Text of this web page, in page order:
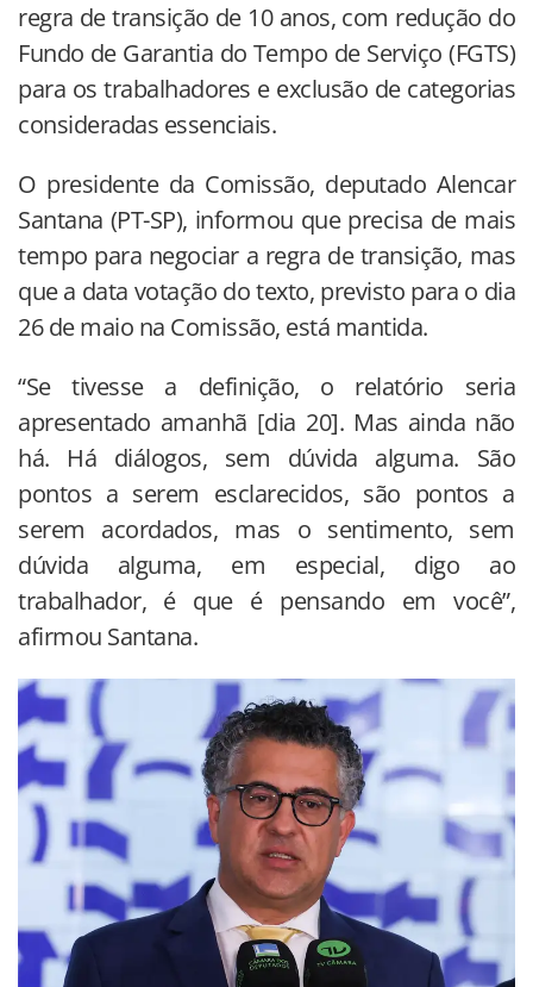
regra de transição de 10 anos, com redução do
Fundo de Garantia do Tempo de Serviço (FGTS)
para os trabalhadores e exclusão de categorias
consideradas essenciais.
O presidente da Comissão, deputado Alencar
Santana (PT-SP), informou que precisa de mais
tempo para negociar a regra de transição, mas
que a data votação do texto, previsto para o dia
26 de maio na Comissão, está mantida.
“Se tivesse a definição, o relatório seria
apresentado amanhã [dia 20]. Mas ainda não
há. Há diálogos, sem dúvida alguma. São
pontos a serem esclarecidos, são pontos a
serem acordados, mas o sentimento, sem
dúvida alguma, em especial, digo ao
trabalhador, é que é pensando em você”,
afirmou Santana.